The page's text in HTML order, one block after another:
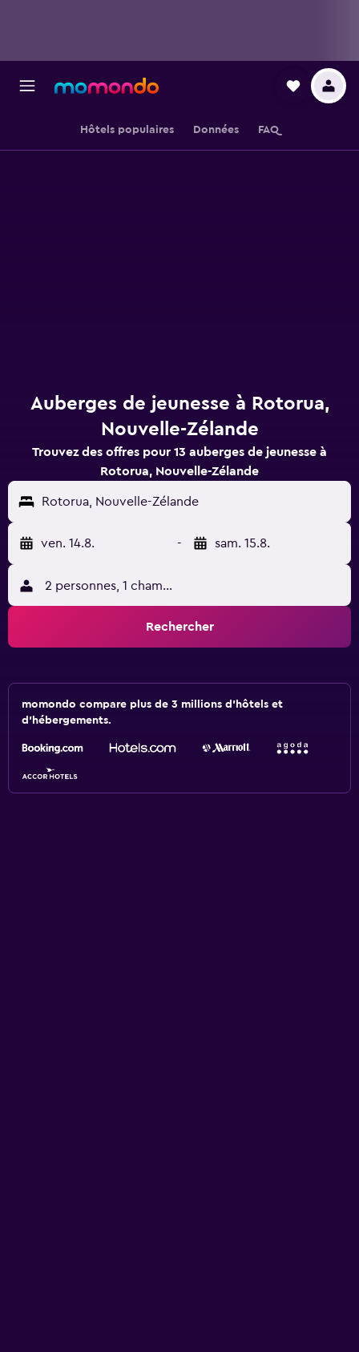
Hôtels populaires Données FAQ
Auberges de jeunesse à Rotorua,
Nouvelle-Zélande
Trouvez des offres pour 13 auberges de jeunesse à
Rotorua, Nouvelle-Zélande
Rotorua, Nouvelle-Zélande
ven. 14.8. - sam. 15.8.
2 personnes, 1 chambre
Rechercher
momondo compare plus de 3 millions d'hôtels et
d'hébergements.